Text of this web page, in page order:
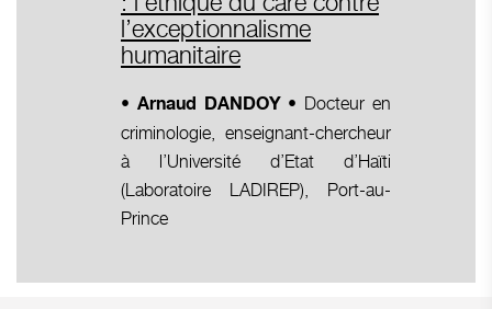
l’exceptionnalisme
humanitaire
• Arnaud DANDOY• Docteur en
criminologie, enseignant-chercheur
à l’Université d’Etat d’Haïti
(Laboratoire LADIREP), Port-au-
Prince